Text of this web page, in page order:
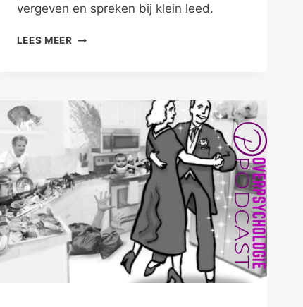
vergeven en spreken bij klein leed.
LEES MEERHOE
KLEIN
LEED